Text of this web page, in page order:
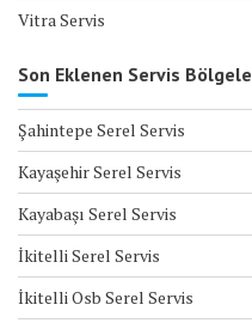
Vitra Servis
Son Eklenen Servis
Şahintepe Serel Servis
Kayaşehir Serel Servis
Kayabaşı Serel Servis
İkitelli Serel Servis
İkitelli Osb Serel Servis